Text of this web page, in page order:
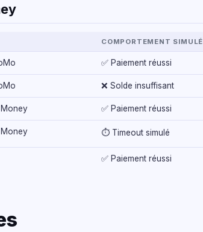
COMPORTEMENT SIMULÉ
✅ Paiement réussi
❌ Solde insuffisant
✅ Paiement réussi
⏱ Timeout simulé
✅ Paiement réussi